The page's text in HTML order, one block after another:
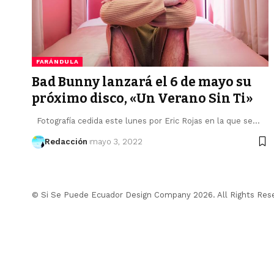
FARÁNDULA
Bad Bunny lanzará el 6 de mayo su
próximo disco, «Un Verano Sin Ti»
Fotografía cedida este lunes por Eric Rojas en la que se…
Redacción mayo 3, 2022
© Si Se Puede Ecuador Design Company 2026. All Rights